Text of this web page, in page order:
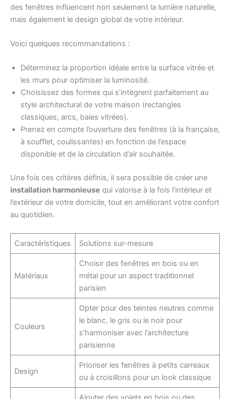
des fenêtres influencent non seulement la lumière naturelle,
mais également le design global de votre intérieur.
Voici quelques recommandations :
Déterminez la proportion idéale entre la surface vitrée et
les murs pour optimiser la luminosité.
Choisissez des formes qui s’intègrent parfaitement au
style architectural de votre maison (rectangles
classiques, arcs, baies vitrées).
Prenez en compte l’ouverture des fenêtres (à la française,
à soufflet, coulissantes) en fonction de l’espace
disponible et de la circulation d’air souhaitée.
Une fois ces critères définis, il sera possible de créer une
installation harmonieuse qui valorise à la fois l’intérieur et
l’extérieur de votre domicile, tout en améliorant votre confort
au quotidien.
Caractéristiques Solutions sur-mesure
Matériaux
Choisir des fenêtres en bois ou en
métal pour un aspect traditionnel
parisien
Couleurs
Opter pour des teintes neutres comme
le blanc, le gris ou le noir pour
s’harmoniser avec l’architecture
parisienne
Design
Prioriser les fenêtres à petits carreaux
ou à croisillons pour un look classique